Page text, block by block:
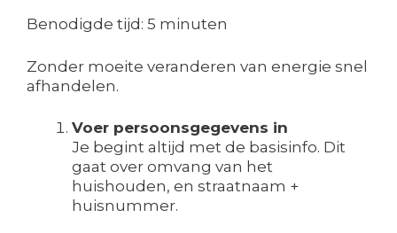
Benodigde tijd: 5 minuten
Zonder moeite veranderen van energie snel
afhandelen.
Voer persoonsgegevens in
Je begint altijd met de basisinfo. Dit
gaat over omvang van het
huishouden, en straatnaam +
huisnummer.